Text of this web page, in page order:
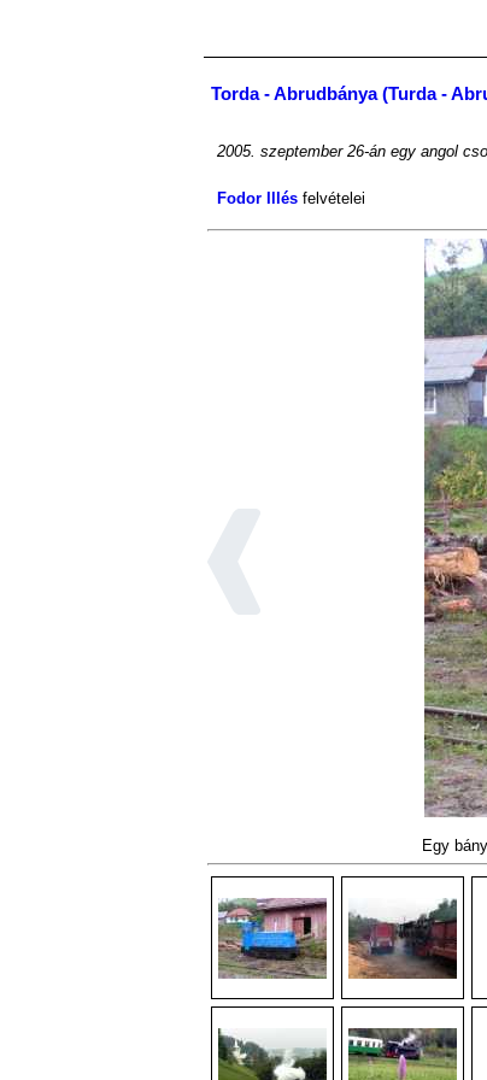
Torda - Abrudbánya (Turda -
2005. szeptember 26-án egy angol
Fodor Illés felvételei
Egy